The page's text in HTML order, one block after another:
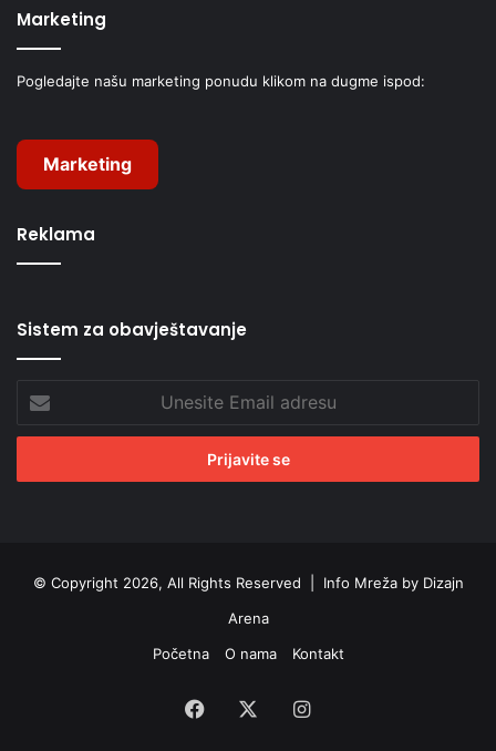
Marketing
Pogledajte našu marketing ponudu klikom na dugme ispod:
Marketing
Reklama
Sistem za obavještavanje
Email
adresu
© Copyright 2026, All Rights Reserved | Info Mreža by Dizajn
Arena
Početna
O nama Kontakt
Facebook Instagram